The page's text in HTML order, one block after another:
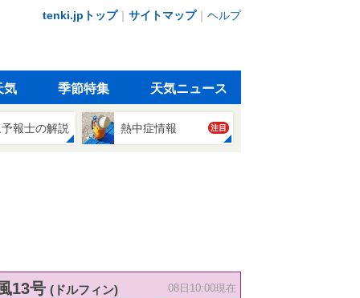
tenki.jpトップ｜ サイトマップ｜ ヘルプ
気 季節特集 天気ニュース
報士の解説 熱中症情報 注目
13号 (ドルフィン) 08日10:00現在